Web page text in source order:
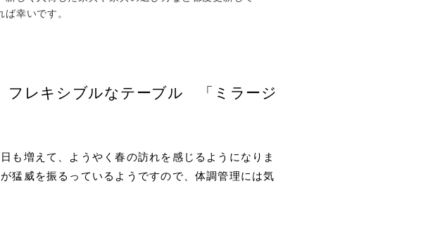
幸いです。
レキシブルなテーブル 「ミラージ
も増えて、ようやく春の訪れを感じるようになりま
猛威を振るっているようですので、体調管理には気